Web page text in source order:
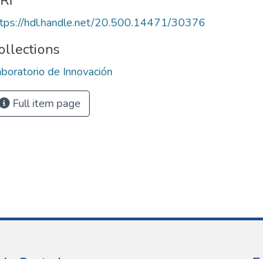
hdl.handle.net/20.500.14471/30376
de Innovación
Full item page